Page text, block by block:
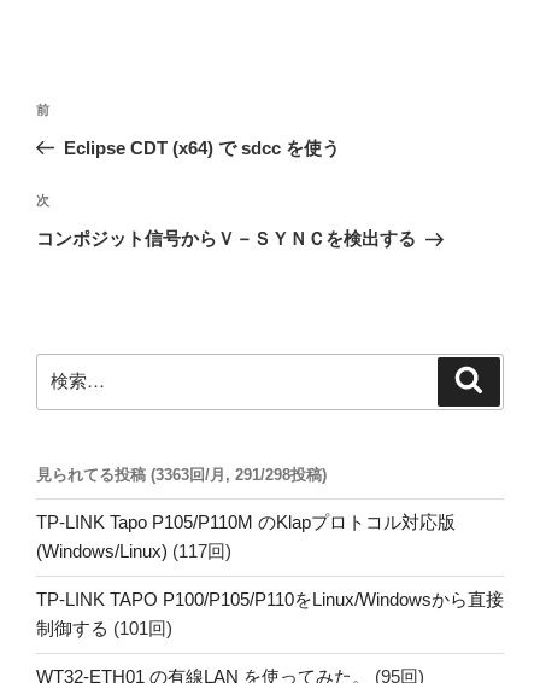
投
ビ
ゲ
ン
前
の
稿
前
Eclipse CDT (x64) で sdcc を使う
次
の
次
コンポジット信号からＶ－ＳＹＮＣを検出する
索:
見られてる投稿 (3363回/月, 291/298投稿)
TP-LINK Tapo P105/P110M のKlapプロトコル対応版
(Windows/Linux) (117回)
TP-LINK TAPO P100/P105/P110をLinux/Windowsから直接
制御する (101回)
WT32-ETH01 の有線LAN を使ってみた。 (95回)